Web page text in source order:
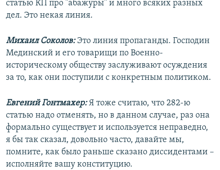
статью КП про "абажуры" и много всяких разных
дел. Это некая линия.
Михаил Соколов:Это линия пропаганды. Господин
Мединский и его товарищи по Военно-
историческому обществу заслуживают осуждения
за то, как они поступили с конкретным политиком.
Евгений Гонтмахер:Я тоже считаю, что 282-ю
статью надо отменять, но в данном случае, раз она
формально существует и используется неправедно,
я бы так сказал, довольно часто, давайте мы,
помните, как было раньше сказано диссидентами –
исполняйте вашу конституцию.